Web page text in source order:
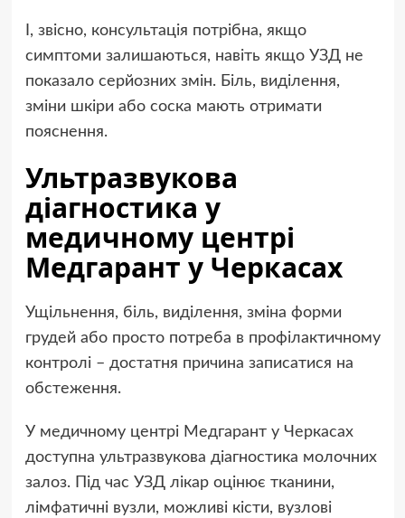
І, звісно, консультація потрібна, якщо
симптоми залишаються, навіть якщо УЗД не
показало серйозних змін. Біль, виділення,
зміни шкіри або соска мають отримати
пояснення.
Ультразвукова
діагностика у
медичному центрі
Медгарант у Черкасах
Ущільнення, біль, виділення, зміна форми
грудей або просто потреба в профілактичному
контролі – достатня причина записатися на
обстеження.
У медичному центрі Медгарант у Черкасах
доступна ультразвукова діагностика молочних
залоз. Під час УЗД лікар оцінює тканини,
лімфатичні вузли, можливі кісти, вузлові